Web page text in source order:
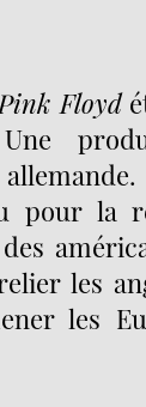
Pink Floyd
pour la
des
les
les